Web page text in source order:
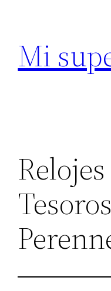
contenido
Mi